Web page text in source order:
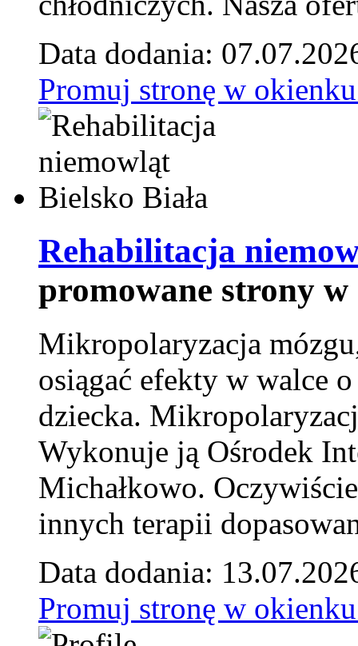
Data dodania:
Promuj stronę w
Rehabilitacja
promowane strony
Mikropolaryzacja
osiągać efekty w walce
dziecka.
Wykonuje ją Ośrodek
Michałkowo.
innych terapii
Data dodania:
Promuj stronę w